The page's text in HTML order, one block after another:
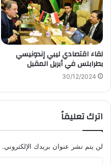
لقاء اقتصادي ليبي إندونيسي
بطرابلس في أبريل المقبل
30/12/2024
اترك تعليقاً
لن يتم نشر عنوان بريدك الإلكتروني.